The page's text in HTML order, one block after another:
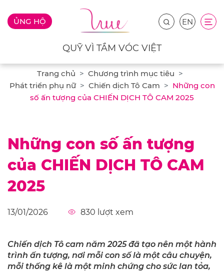
ỦNG HỘ EN
QUỸ VÌ TẦM VÓC VIỆT
Trang chủ
Chương trình mục tiêu
Phát triển phụ nữ
Chiến dịch Tô Cam
Những con
số ấn tượng của CHIẾN DỊCH TÔ CAM 2025
Những con số ấn tượng
của CHIẾN DỊCH TÔ CAM
2025
13/01/2026 830 lượt xem
Chiến dịch Tô cam năm 2025 đã tạo nên một hành
trình ấn tượng, nơi mỗi con số là một câu chuyện,
mỗi thống kê là một minh chứng cho sức lan tỏa,